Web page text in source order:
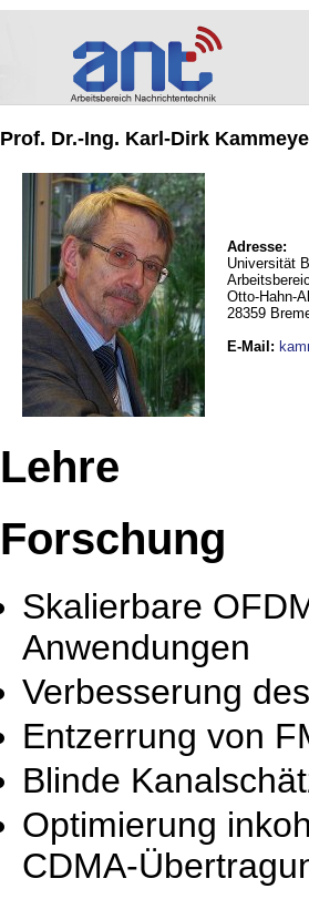
Prof. Dr.-Ing. Karl-Dirk
Adresse:
Universität
Otto-Hahn-
28359
E-Mail :
Lehre
Forschung
Skalierbare
Anwendungen
Verbesserung
Entzerrung von
Blinde
Optimierung
CDMA-